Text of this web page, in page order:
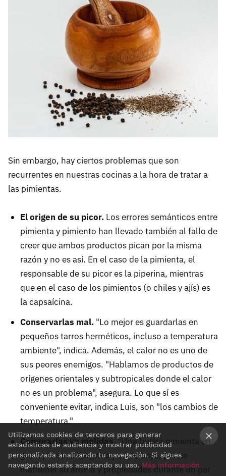
Sin embargo, hay ciertos problemas que son
recurrentes en nuestras cocinas a la hora de tratar a
las pimientas.
El origen de su picor. Los errores semánticos entre
pimienta y pimiento han llevado también al fallo de
creer que ambos productos pican por la misma
razón y no es así. En el caso de la pimienta, el
responsable de su picor es la piperina, mientras
que en el caso de los pimientos (o chiles y ajís) es
la capsaícina.
Conservarlas mal. "Lo mejor es guardarlas en
pequeños tarros herméticos, incluso a temperatura
ambiente", indica. Además, el calor no es uno de
sus peores enemigos. "Hablamos de productos de
orígenes orientales y subtropicales donde el calor
no es un problema", asegura. Lo que sí es
conveniente evitar, indica Luis, son "los cambios de
temperatura."
Comprarlas ya molidas."Una buena pimienta en
grano, bien conservada y en su baya, puede
mantener su aroma y propiedades durante un par
Utilizamos cookies de terceros para generar
estadísticas de audiencia y mostrar publicidad
personalizada analizando tu navegación. Si sigues
navegando estarás aceptando su uso. Más información